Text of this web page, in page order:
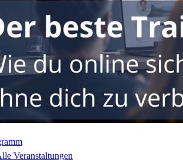
Veranstaltungen